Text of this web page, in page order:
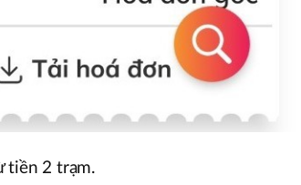
tiền 2 trạm.